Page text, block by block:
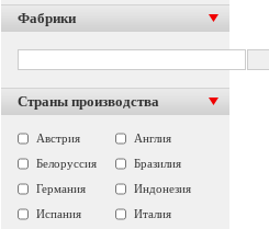
Фабрики
Страны производства
Австрия
Англия
Белоруссия
Бразилия
Германия
Индонезия
Испания
Италия